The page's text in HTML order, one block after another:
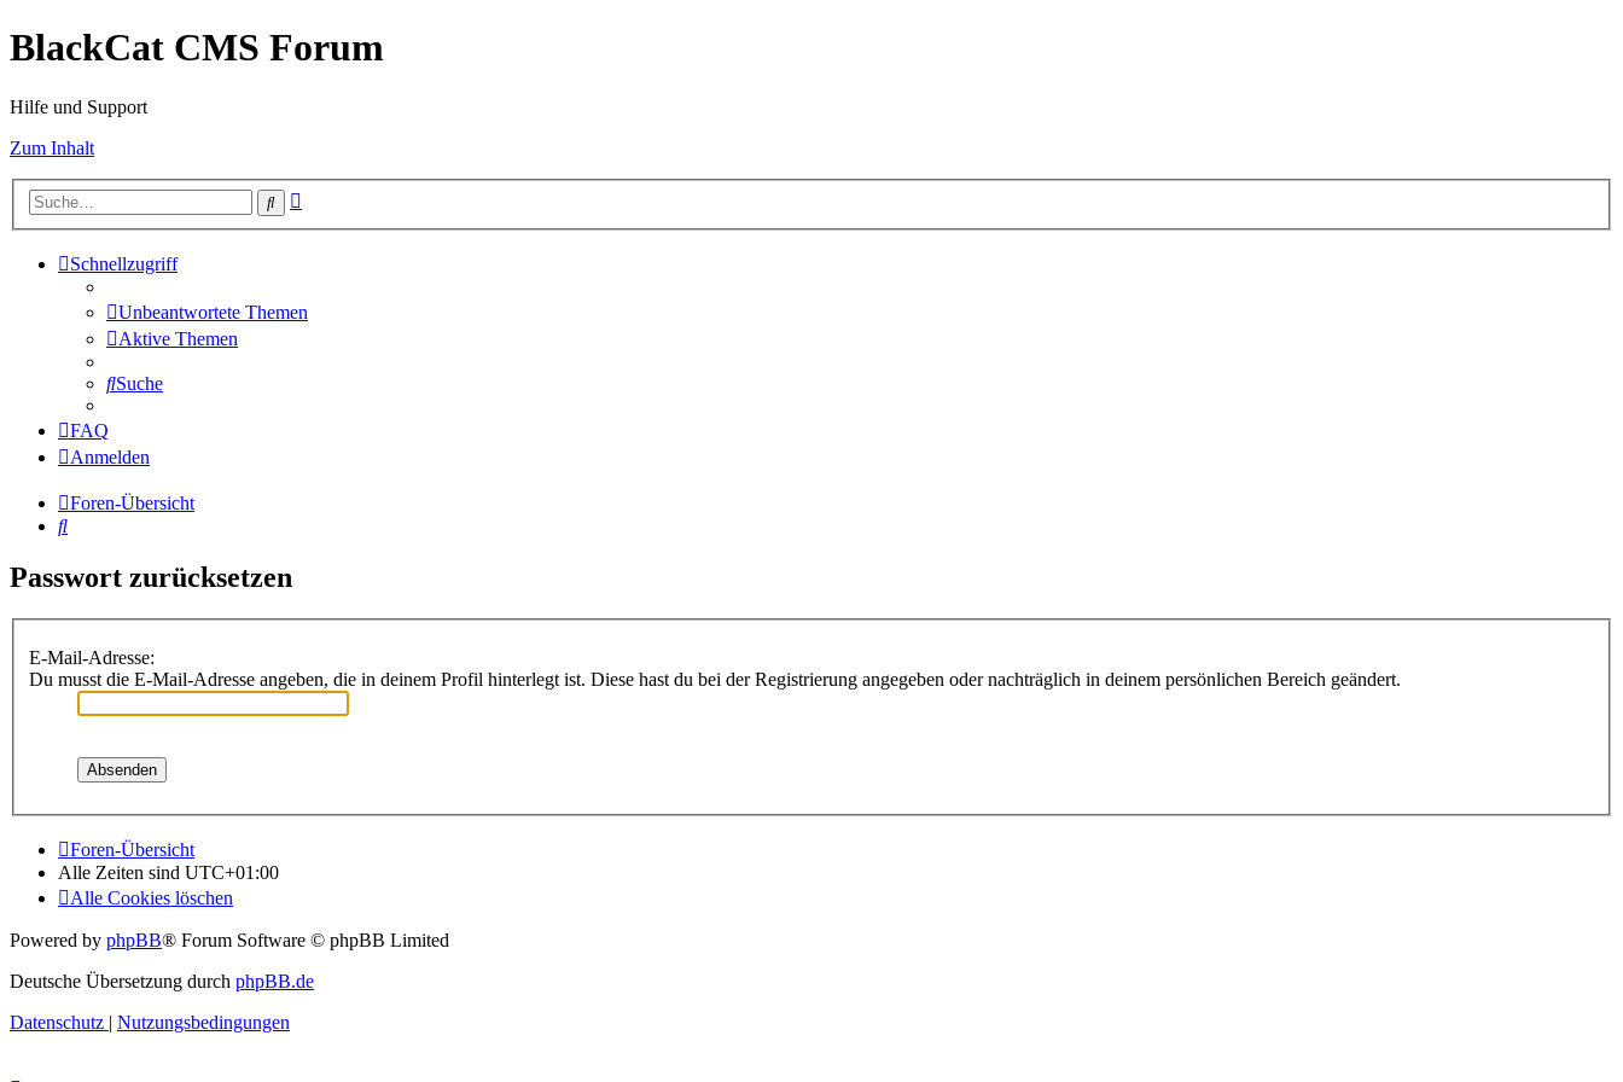
BlackCat CMS Forum
Hilfe und Support
Zum Inhalt
Suche
Schnellzugriff
Unbeantwortete Themen
Aktive Themen
Suche
FAQ
Anmelden
Foren-Übersicht
Suche
Passwort zurücksetzen
E-Mail-Adresse:
Du musst die E-Mail-Adresse angeben, die in deinem Profil hinterlegt ist. Diese hast du bei der Registrierung angegeben oder nachträglich in deinem persönlichen Bereich geändert.
Foren-Übersicht
Alle Zeiten sind UTC+01:00
Alle Cookies löschen
Powered by phpBB® Forum Software © phpBB Limited
Deutsche Übersetzung durch phpBB.de
Datenschutz | Nutzungsbedingungen